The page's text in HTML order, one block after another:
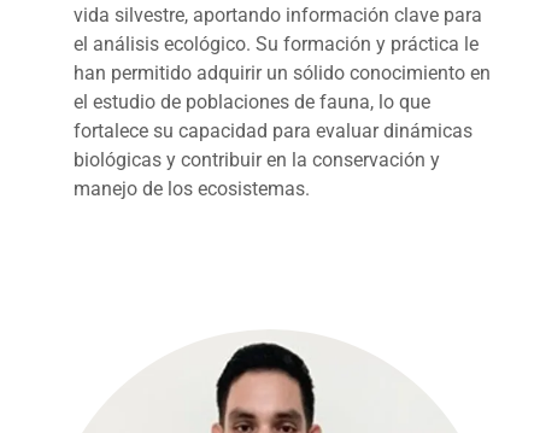
vida silvestre, aportando información clave para
el análisis ecológico. Su formación y práctica le
han permitido adquirir un sólido conocimiento en
el estudio de poblaciones de fauna, lo que
fortalece su capacidad para evaluar dinámicas
biológicas y contribuir en la conservación y
manejo de los ecosistemas.